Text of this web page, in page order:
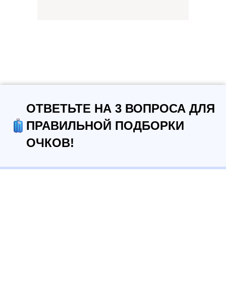
ОТВЕТЬТЕ НА 3 ВОПРОСА ДЛЯ
ПРАВИЛЬНОЙ ПОДБОРКИ
ОЧКОВ!